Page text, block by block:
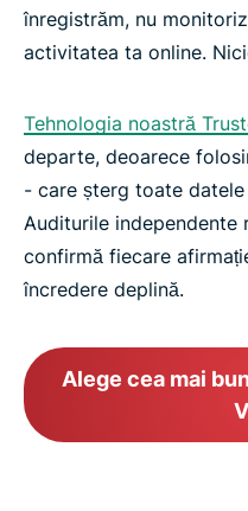
înregistrăm, nu
activitatea ta online.
Tehnologia noastră
departe, deoarece
- care șterg toate
Auditurile independente
confirmă fiecare
încredere deplină.
Alege cea mai